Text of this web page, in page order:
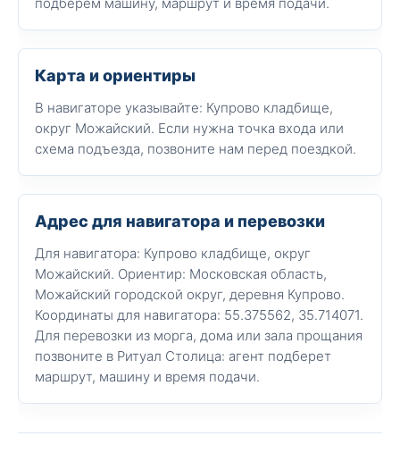
Карта и ориентиры
В навигаторе указывайте: Купрово кладбище,
округ Можайский. Если нужна точка входа или
схема подъезда, позвоните нам перед поездкой.
Адрес для навигатора и перевозки
Для навигатора: Купрово кладбище, округ
Можайский. Ориентир: Московская область,
Можайский городской округ, деревня Купрово.
Координаты для навигатора: 55.375562, 35.714071.
Для перевозки из морга, дома или зала прощания
позвоните в Ритуал Столица: агент подберет
маршрут, машину и время подачи.